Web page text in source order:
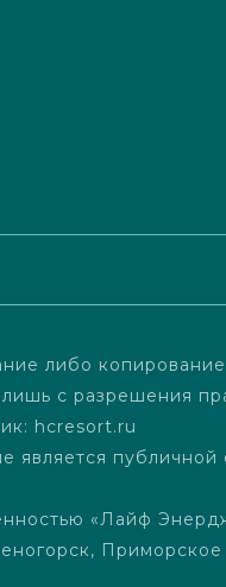
либо
с разрешения
hcresort.ru
является публичной
«Лайф